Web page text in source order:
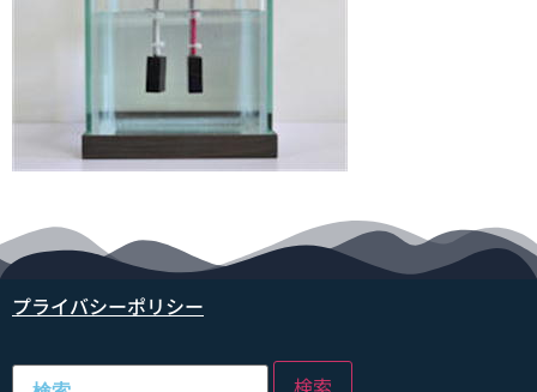
プライバシーポリシー